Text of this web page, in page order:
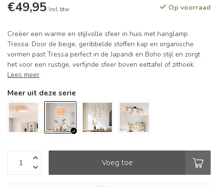
€49,95 Incl. btw Op voorraad
Creëer een warme en stijlvolle sfeer in huis met hanglamp
Tressa. Door de beige, geribbelde stoffen kap en organische
vormen past Tressa perfect in de Japandi en Boho stijl en zorgt
het voor een rustige, verfijnde sfeer boven eettafel of zithoek.
Lees meer.
Meer uit deze serie
Voeg toe